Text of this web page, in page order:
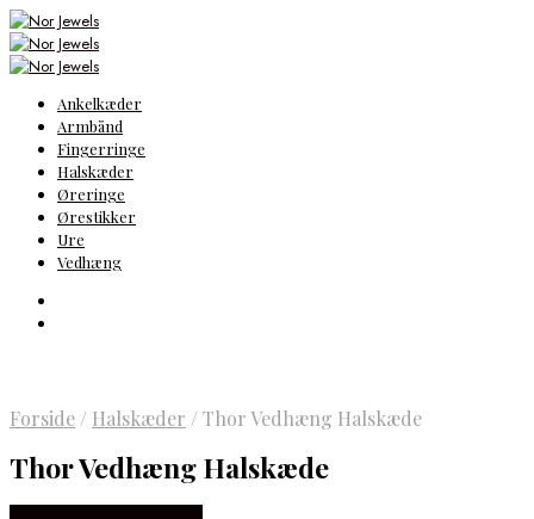
Ankelkæder
Armbånd
Fingerringe
Halskæder
Øreringe
Ørestikker
Ure
Vedhæng
Forside / Halskæder / Thor Vedhæng Halskæde
Thor Vedhæng Halskæde